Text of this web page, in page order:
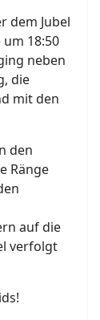
dem Jubel
18:50
neben
die
mit den
den
Ränge
auf die
verfolgt